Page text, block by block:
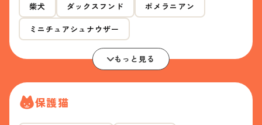
柴犬 ダックスフンド ポメラニアン
ミニチュアシュナウザー
もっと見る
保護猫